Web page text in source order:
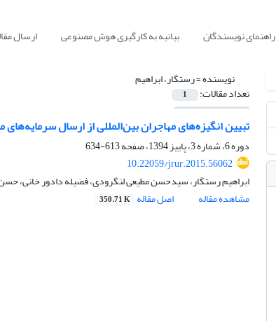
راهنمای نویسندگان بیانیه به کارگیری هوش مصنوعی ارسال
نویسنده =رستگار، ابراهیم
تعداد مقالات: 1
تبیین انگیزه‌‌های مهاجران بین‌المللی از ارسال سرمایه‌‌های
دوره 6، شماره 3، پاییز 1394، صفحه
613-634
10.22059/jrur.2015.56062
ابراهیم رستگار، سیدحسن مطیعی لنگرودی، فضیله دادور خانی‌،
مشاهده مقاله
اصل مقاله 350.71 K